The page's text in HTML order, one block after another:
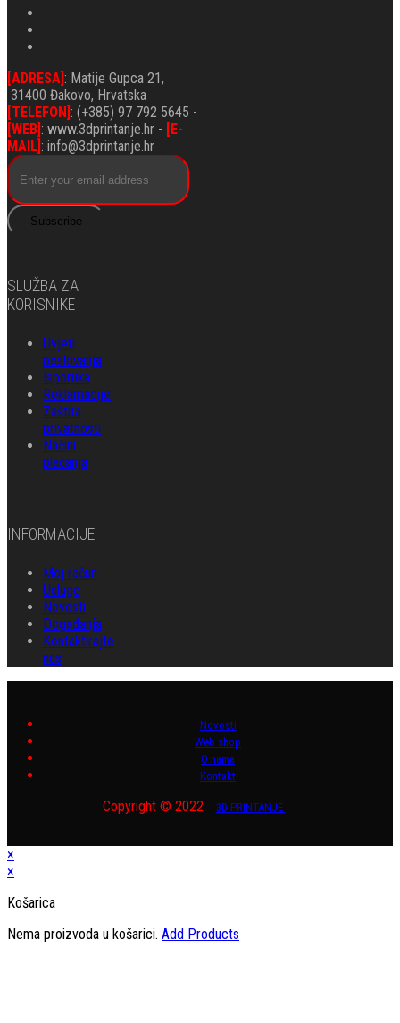
[ADRESA] : Matije Gupca 21,
31400 Đakovo, Hrvatska
[TELEFON] : (+385) 97 792 5645 -
[WEB] : www.3dprintanje.hr -
[E-
MAIL] : info@3dprintanje.hr
Subscribe
SLUŽBA ZA
KORISNIKE
Uvjeti
poslovanja
Isporuka
Reklamacije
Zaštita
privatnosti
Načini
plaćanja
INFORMACIJE
Moj račun
Usluge
Novosti
Događanja
Kontaktirajte
nas
Novosti
Web shop
O nama
Kontakt
Copyright © 2022 3D PRINTANJE
×
×
Košarica
Nema proizvoda u košarici. Add Products